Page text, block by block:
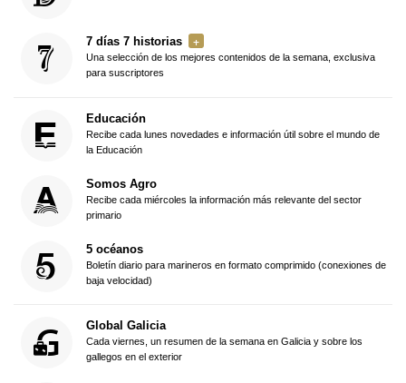
7 días 7 historias
Una selección de los mejores contenidos de la semana, exclusiva
para suscriptores
Educación
Recibe cada lunes novedades e información útil sobre el mundo de
la Educación
Somos Agro
Recibe cada miércoles la información más relevante del sector
primario
5 océanos
Boletín diario para marineros en formato comprimido (conexiones de
baja velocidad)
Global Galicia
Cada viernes, un resumen de la semana en Galicia y sobre los
gallegos en el exterior